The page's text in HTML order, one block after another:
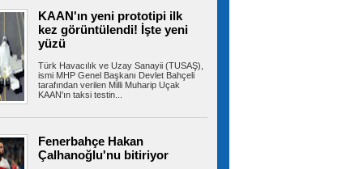
Türkiye dahil 8 ülkeden İsrail'e
ortak bildiri: Açık ihlaldir, kabul edilemez
de aralarında yer aldığı 8 ülke,
Gazze'deki hastaneleri,...
Kartal Belediyesi’nden can
için dev yatırım
Belediyesi, kent yaşamı ile can dostların
KAAN'ın yeni prototipi ilk
kez görüntülendi! İşte yeni
yüzü
Türk Havacılık ve Uzay Sanayii (TUSAŞ),
ismi MHP Genel Başkanı Devlet Bahçeli
tarafından verilen Milli Muharip Uçak
KAAN'ın taksi testin...
Fenerbahçe Hakan
Çalhanoğlu'nu bitiriyor